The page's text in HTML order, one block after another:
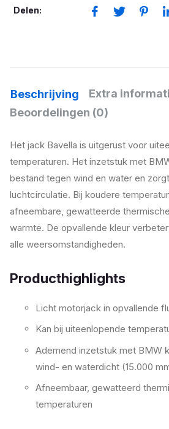
Delen:
Beschrijving
Extra
Beoordelingen (0)
Het jack Bavella is uitgerust voor
temperaturen. Het inzetstuk met
bestand tegen wind en water en
luchtcirculatie. Bij koudere
afneembare, gewatteerde
warmte. De opvallende kleur
alle weersomstandigheden.
Producthighlights
Licht motorjack in opvallende
Kan bij uiteenlopende
Ademend inzetstuk met BMW
wind- en waterdicht (15.000
Afneembaar, gewatteerd
temperaturen